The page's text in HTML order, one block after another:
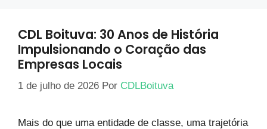
CDL Boituva: 30 Anos de História
Impulsionando o Coração das
Empresas Locais
1 de julho de 2026 Por CDLBoituva
Mais do que uma entidade de classe, uma trajetória